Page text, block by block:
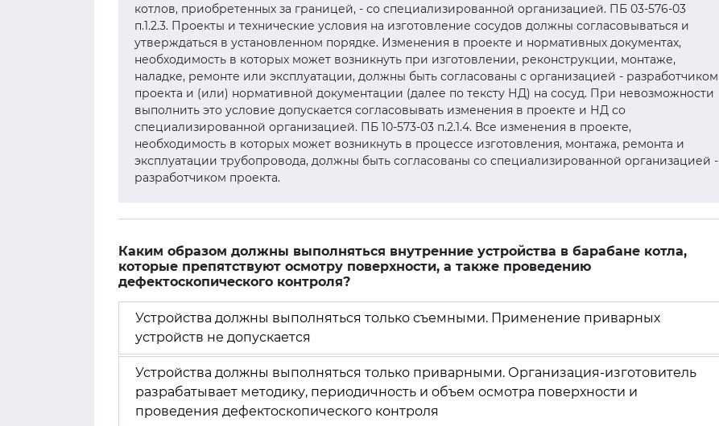
котлов, приобретенных за границей, - со специализированной организацией. ПБ 03-576-03
п.1.2.3. Проекты и технические условия на изготовление сосудов должны согласовываться и
утверждаться в установленном порядке. Изменения в проекте и нормативных документах,
необходимость в которых может возникнуть при изготовлении, реконструкции, монтаже,
наладке, ремонте или эксплуатации, должны быть согласованы с организацией - разработчиком
проекта и (или) нормативной документации (далее по тексту НД) на сосуд. При невозможности
выполнить это условие допускается согласовывать изменения в проекте и НД со
специализированной организацией. ПБ 10-573-03 п.2.1.4. Все изменения в проекте,
необходимость в которых может возникнуть в процессе изготовления, монтажа, ремонта и
эксплуатации трубопровода, должны быть согласованы со специализированной организацией -
разработчиком проекта.
Каким образом должны выполняться внутренние устройства в барабане котла,
которые препятствуют осмотру поверхности, а также проведению
дефектоскопического контроля?
Устройства должны выполняться только съемными. Применение приварных
устройств не допускается
Устройства должны выполняться только приварными. Организация-изготовитель
разрабатывает методику, периодичность и объем осмотра поверхности и
проведения дефектоскопического контроля